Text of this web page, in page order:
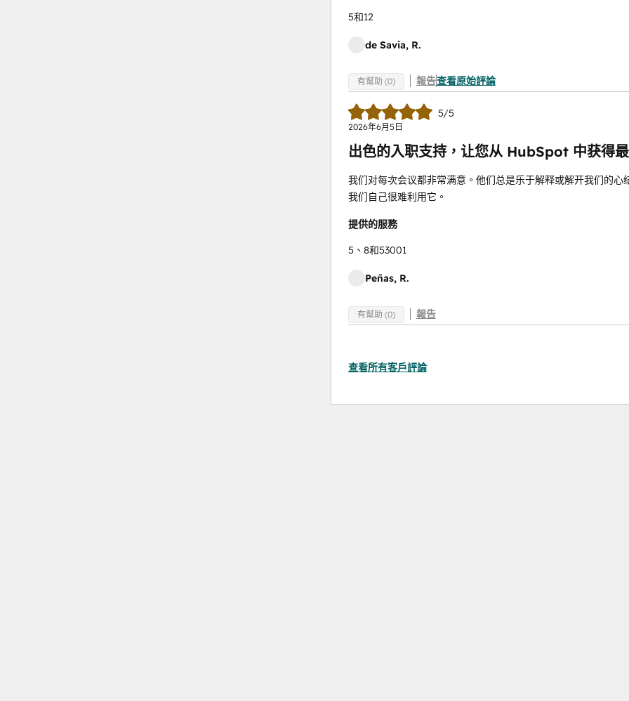
5和12
de Savia, R.
有幫助 (0) 報告查看原始評論
5/5
2026年6月5日
出色的入职支持，让您从 HubSpot 中获得
我们对每次会议都非常满意。他们总是乐于解释或解开我们的
我们自己很难利用它。
提供的服務
5、8和53001
Peñas, R.
有幫助 (0) 報告
查看所有客戶評論